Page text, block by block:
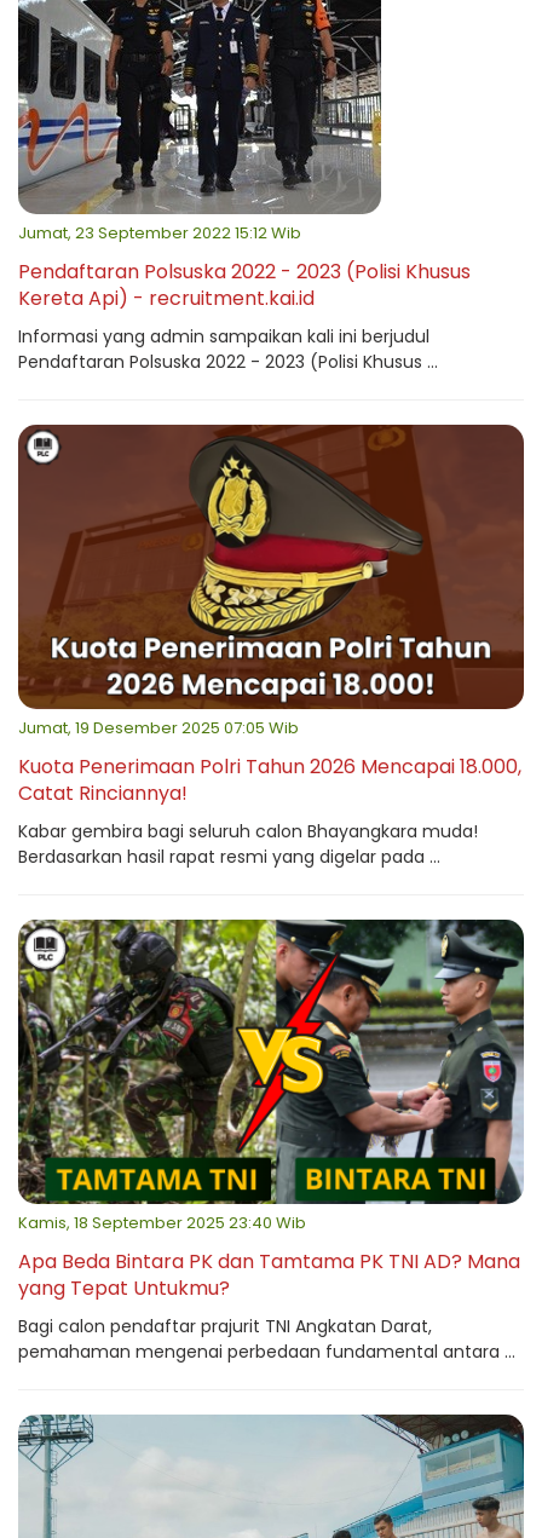
Jumat, 23 September 2022 15:12 Wib
Pendaftaran Polsuska 2022 - 2023 (Polisi Khusus
Kereta Api) - recruitment.kai.id
Informasi yang admin sampaikan kali ini berjudul
Pendaftaran Polsuska 2022 - 2023 (Polisi Khusus ...
Jumat, 19 Desember 2025 07:05 Wib
Kuota Penerimaan Polri Tahun 2026 Mencapai 18.000,
Catat Rinciannya!
Kabar gembira bagi seluruh calon Bhayangkara muda!
Berdasarkan hasil rapat resmi yang digelar pada ...
Kamis, 18 September 2025 23:40 Wib
Apa Beda Bintara PK dan Tamtama PK TNI AD? Mana
yang Tepat Untukmu?
Bagi calon pendaftar prajurit TNI Angkatan Darat,
pemahaman mengenai perbedaan fundamental antara ...